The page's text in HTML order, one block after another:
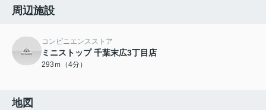
周辺施設
コンビニエンスストア
ミニストップ 千葉末広3丁目店
293ｍ（4分）
地図